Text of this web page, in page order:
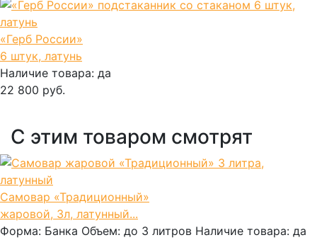
«Герб России»
6 штук, латунь
Наличие товара: да
22 800 руб.
С этим товаром смотрят
Самовар «Традиционный»
жаровой, 3л, латунный...
Форма: Банка Объем: до 3 литров Наличие товара: да